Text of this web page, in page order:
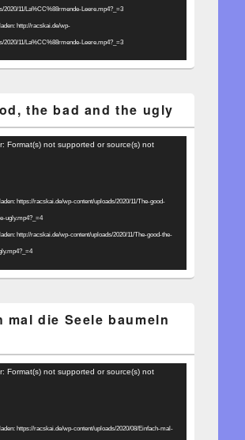
2020/11/La%CC%88rmende-Leere.mp4?_=3
http://racskai.de/wp-
2020/11/La%CC%88rmende-Leere.mp4?_=3
the bad and the ugly
Format(s) not supported or source(s) not
https://racskai.de/wp-content/uploads/2020/11/The-good-
ugly.mp4?_=4
http://racskai.de/wp-content/uploads/2020/11/The-good-the-
mal die Seele baumeln
Format(s) not supported or source(s) not
https://racskai.de/wp-content/uploads/2020/08/Einfach-mal-